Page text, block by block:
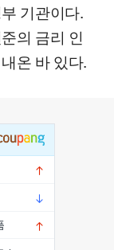
기관이다.
의 금리 인
온 바 있다.